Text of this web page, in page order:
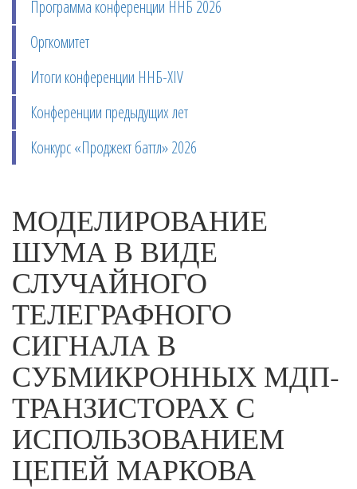
Программа конференции ННБ 2026
Оргкомитет
Итоги конференции ННБ-XIV
Конференции предыдущих лет
Конкурс «Проджект баттл» 2026
МОДЕЛИРОВАНИЕ
ШУМА В ВИДЕ
СЛУЧАЙНОГО
ТЕЛЕГРАФНОГО
СИГНАЛА В
СУБМИКРОННЫХ МДП-
ТРАНЗИСТОРАХ С
ИСПОЛЬЗОВАНИЕМ
ЦЕПЕЙ МАРКОВА